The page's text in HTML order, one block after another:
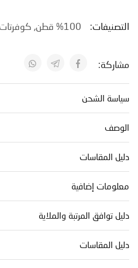
100% قطن , كوفرتات
الشحن
المقاسات
إضافية
المرتبة والملاية
المقاسات